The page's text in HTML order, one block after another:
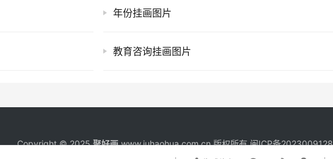
年份挂画图片
教育咨询挂画图片
Copyright © 2025聚好画www.juhaohua.com.cn 版权所有闽ICP备